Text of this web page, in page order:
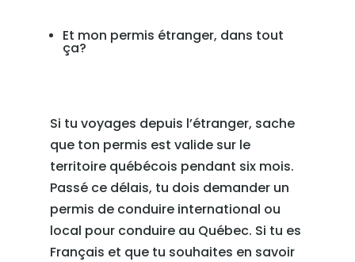
Et mon permis étranger, dans tout
ça?
Si tu voyages depuis l’étranger, sache
que ton permis est valide sur le
territoire québécois pendant six mois.
Passé ce délais, tu dois demander un
permis de conduire international ou
local pour conduire au Québec. Si tu es
Français et que tu souhaites en savoir